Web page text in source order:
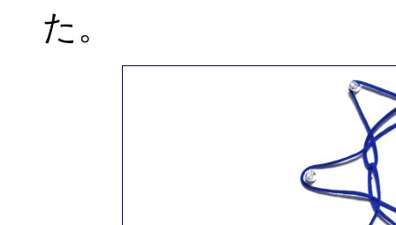
た。